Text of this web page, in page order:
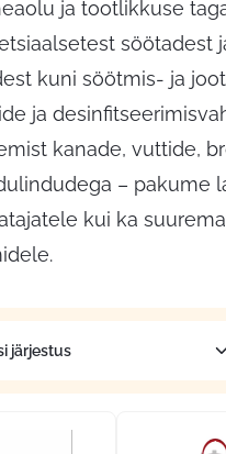
ja tootlikkuse
söötadest
kuni söötmis- ja
ja
kanade, vuttide,
– pakume
kui ka